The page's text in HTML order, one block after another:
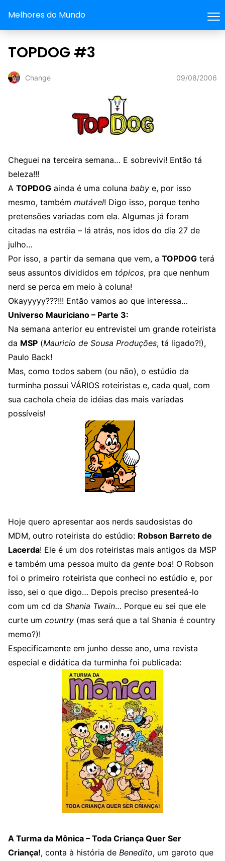
Melhores do Mundo
TOPDOG #3
Change 09/08/2006
Cheguei na terceira semana… E sobrevivi! Então tá
beleza!!!
A TOPDOG ainda é uma coluna baby e, por isso
mesmo, também mutável! Digo isso, porque tenho
pretensões variadas com ela. Algumas já foram
citadas na estréia – lá atrás, nos idos do dia 27 de
julho…
Por isso, a partir da semana que vem, a TOPDOG terá
seus assuntos divididos em tópicos, pra que nenhum
nerd se perca em meio à coluna!
Okayyyyy???!!! Então vamos ao que interessa…
Universo Mauriciano – Parte 3:
Na semana anterior eu entrevistei um grande roteirista
da MSP (Mauricio de Sousa Produções, tá ligado?!),
Paulo Back!
Mas, como todos sabem (ou não), o estúdio da
turminha possui VÁRIOS roteiristas e, cada qual, com
sua cachola cheia de idéias das mais variadas
possíveis!
Hoje quero apresentar aos nerds saudosistas do
MDM, outro roteirista do estúdio: Robson Barreto de
Lacerda! Ele é um dos roteiristas mais antigos da MSP
e também uma pessoa muito da gente boa! O Robson
foi o primeiro roteirista que conheci no estúdio e, por
isso, sei o que digo… Depois preciso presenteá-lo
com um cd da Shania Twain… Porque eu sei que ele
curte um country (mas será que a tal Shania é country
memo?)!
Especificamente em junho desse ano, uma revista
especial e didática da turminha foi publicada:
A Turma da Mônica – Toda Criança Quer Ser
Criança!, conta à história de Benedito, um garoto que